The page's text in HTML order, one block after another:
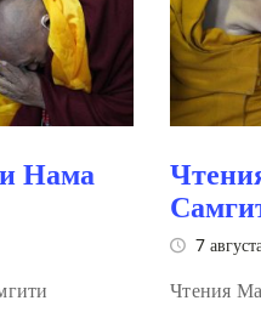
Нама
7
Чтения